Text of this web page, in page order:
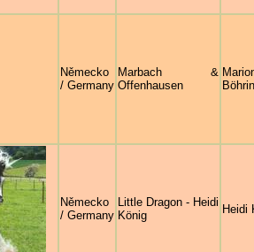
Německo
/ Germany
Marbach &
Offenhausen
Německo
/ Germany
Little Dragon - Heidi
König
Heidi